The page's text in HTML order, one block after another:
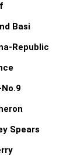
Basi
Republic
Spears